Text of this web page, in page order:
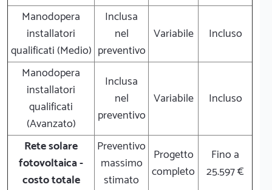
Manodopera
installatori
qualificati (Medio)
Inclusa
nel
preventivo
Variabile Incluso
Manodopera
installatori
qualificati
(Avanzato)
Inclusa
nel
preventivo
Variabile Incluso
Rete solare
fotovoltaica -
costo totale
Preventivo
massimo
stimato
Progetto
completo
Fino a
25.597 €